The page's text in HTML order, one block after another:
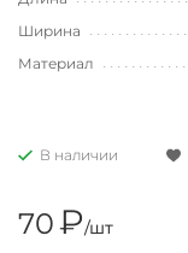
Ширина
Материал
В наличии
70₽/шт